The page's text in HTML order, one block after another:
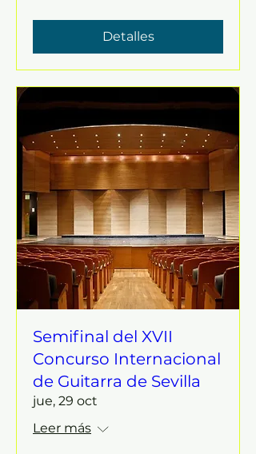
Detalles
Semifinal del XVII
Concurso Internacional
de Guitarra de Sevilla
jue, 29 oct
Leer más